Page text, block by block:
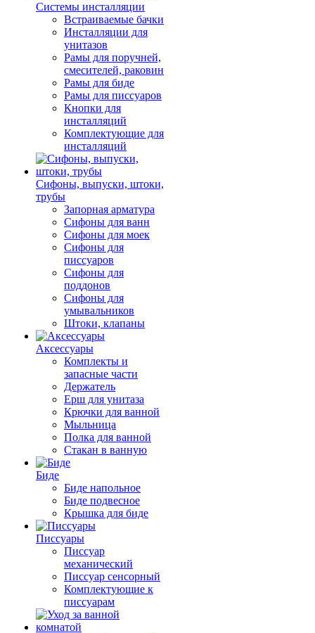
Системы инсталляции
Встраиваемые бачки
Инсталляции для
унитазов
Рамы для поручней,
смесителей, раковин
Рамы для биде
Рамы для писсуаров
Кнопки для
инсталляций
Комплектующие для
инсталляций
Сифоны, выпуски, штоки,
трубы
Запорная арматура
Сифоны для ванн
Сифоны для моек
Сифоны для
писсуаров
Сифоны для
поддонов
Сифоны для
умывальников
Штоки, клапаны
Аксессуары
Комплекты и
запасные части
Держатель
Ерш для унитаза
Крючки для ванной
Мыльница
Полка для ванной
Стакан в ванную
Биде
Биде напольное
Биде подвесное
Крышка для биде
Писсуары
Писсуар
механический
Писсуар сенсорный
Комплектующие к
писсуарам